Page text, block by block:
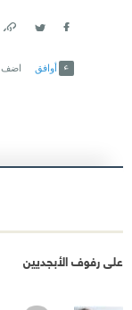
أوافق اضف
على رفوف الأبجديين